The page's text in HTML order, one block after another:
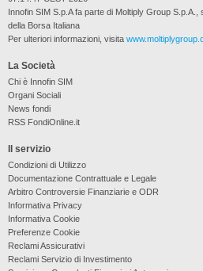
La Società
Chi è Innofin SIM
Organi Sociali
News fondi
RSS FondiOnline.it
Il servizio
Condizioni di Utilizzo
Documentazione Contrattuale e Legale
Arbitro Controversie Finanziarie e ODR
Informativa Privacy
Informativa Cookie
Preferenze Cookie
Reclami Assicurativi
Reclami Servizio di Investimento
Innofin SIM S.p.A fa parte di Moltiply Group S.p.A.,
della Borsa Italiana
Per ulteriori informazioni, visita